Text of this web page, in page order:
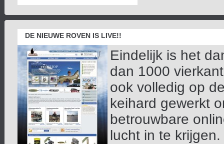
DE NIEUWE ROVEN IS LIVE!!
Eindelijk is het
dan 1000
ook volledig op
keihard gewerkt
betrouwbare
lucht in te